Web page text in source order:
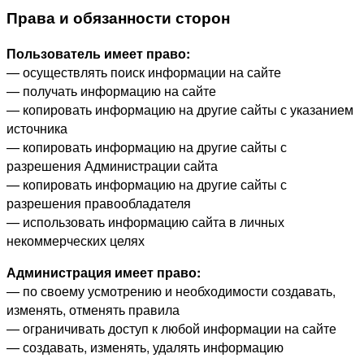
Права и обязанности сторон
Пользователь имеет право:
— осуществлять поиск информации на сайте
— получать информацию на сайте
— копировать информацию на другие сайты с указанием
источника
— копировать информацию на другие сайты с
разрешения Администрации сайта
— копировать информацию на другие сайты с
разрешения правообладателя
— использовать информацию сайта в личных
некоммерческих целях
Администрация имеет право:
— по своему усмотрению и необходимости создавать,
изменять, отменять правила
— ограничивать доступ к любой информации на сайте
— создавать, изменять, удалять информацию